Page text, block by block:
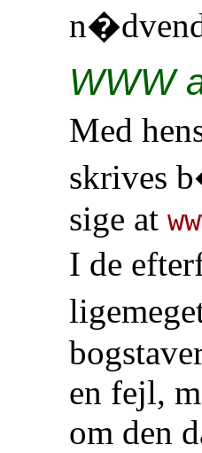
WWW
Med
skrives
sige at
I de
en fejl,
om den